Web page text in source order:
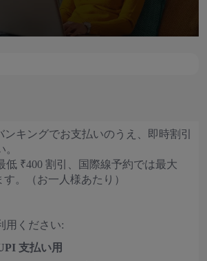
キングでお支払いのうえ、即時割引
低 ₹400 割引、国際線予約では最大
。（お一人様あたり）
用ください:
支払い用